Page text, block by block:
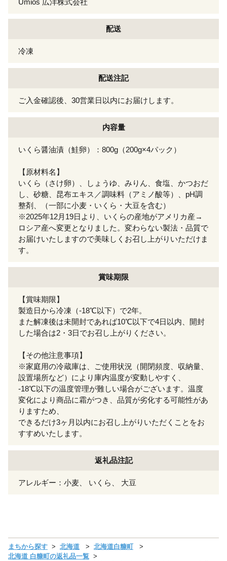
配送
冷凍
配送注記
ご入金確認後、30営業日以内にお届けします。
内容量
いくら醤油漬（鮭卵）：800g（200g×4パック）
【原材料名】
いくら（さけ卵）、しょうゆ、みりん、食塩、かつおだ
し、砂糖、昆布エキス／調味料（アミノ酸等）、pH調
整剤、（一部に小麦・いくら・大豆を含む）
※2025年12月19日より、いくらの産地がアメリカ産→
ロシア産へ変更となりました。変わらない製法・品質で
お届けいたしますので美味しくお召し上がりいただけま
す。
賞味期限
【賞味期限】
製造日から冷凍（-18℃以下）で2年。
また解凍後は未開封であれば10℃以下で4日以内、開封
した場合は2・3日でお召し上がりください。
【その他注意事項】
※家庭用の冷蔵庫は、ご使用状況（開閉頻度、収納量、
設置場所など）により庫内温度が変動しやすく、
-18℃以下の温度管理が難しい場合がございます。温度
変化により商品に霜がつき、品質が劣化する可能性があ
りますため、
できるだけ3ヶ月以内にお召し上がりいただくことをお
すすめいたします。
返礼品注記
アレルギー：小麦、 いくら、 大豆
まちから探す 北海道
北海道白糠町
北海道 白糠町の返礼品一覧